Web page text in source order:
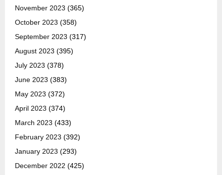
November 2023 (365)
October 2023 (358)
September 2023 (317)
August 2023 (395)
July 2023 (378)
June 2023 (383)
May 2023 (372)
April 2023 (374)
March 2023 (433)
February 2023 (392)
January 2023 (293)
December 2022 (425)